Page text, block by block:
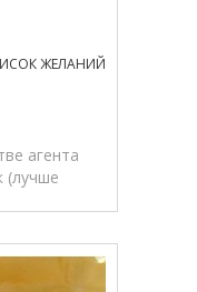
ЖЕЛАНИЙ
агента
(лучше